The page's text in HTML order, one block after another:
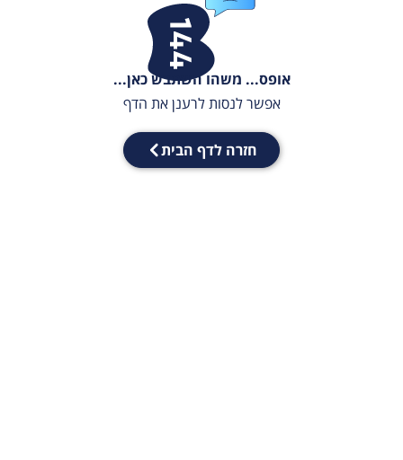
אופס... משהו השתבש כאן...
אפשר לנסות לרענן את הדף
חזרה לדף הבית